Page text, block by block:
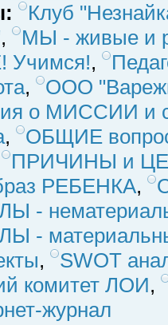
Клуб
,
МЫ - живые и
,
,
ООО
о МИССИИ и
,
ОБЩИЕ
ПРИЧИНЫ и
РЕБЕНКА,
-
-
,
SWOT
комитет ЛОИ,
журнал